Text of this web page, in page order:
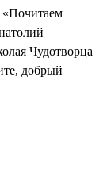
«Почитаем
Чудотворца
добрый